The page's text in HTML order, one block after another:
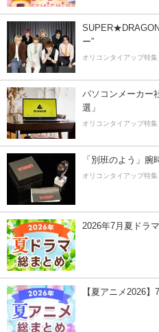
ー”
オリコンタイアップ特集
パソコンメーカー
選」
オリコンタイアップ特集
「別班のよう」
オリコンタイアップ特集
2026年7月夏ドラ
【夏アニメ2026